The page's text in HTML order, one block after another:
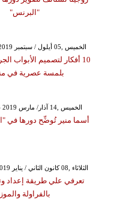
"البرنس"
GMT 14:36 2019 الخميس ,05 أيلول / سبتمبر
10 أفكار لتصميم الأبواب
بلمسة عصرية في
GMT 09:05 2019 الخميس ,14 آذار/ مارس
أسما منير تُوضِّح دورها في
GMT 03:55 2019 الثلاثاء ,08 كانون الثاني / يناير
تعرفي علي طريقة إعداد
بالفراولة والموز